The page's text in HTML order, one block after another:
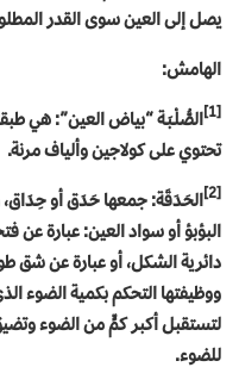
يصل إلى العين سوى القدر
الهامش:
[1] الصُّلْـبَـة “بياض العين”: هي
تحتوي علىكولاجينوألياف مرنة.
[2]
الحَـدَقَة: جمعها حَـدَق أو
البؤبؤ أو سواد العين: عبارة عن
دائرية الشكل، أو عبارة عن شق
ووظيفتها التحكم بكميةالضوء
لتستقبل أكبر كمٍّ من الضوء
للضوء.